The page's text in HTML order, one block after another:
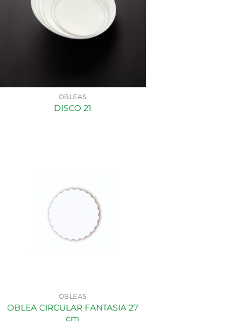
OBLEAS
DISCO 21
OBLEAS
OBLEA CIRCULAR FANTASIA 27
cm